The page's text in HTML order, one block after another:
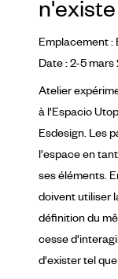
Emplacement :
Date : 2-5 mars
Atelier
à l'Espacio
Esdesign. Les
l'espace en
ses éléments.
doivent utiliser
définition du
cesse
d'exister tel